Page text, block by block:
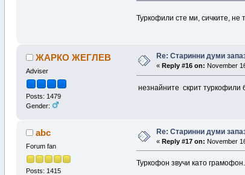
Туркофили сте ми, сичките, не
ЖАРКО ЖЕГЛЕВ
Adviser
Posts: 1479
Gender:
Re: Старинни думи
« Reply #16 on: November
незнайнитe скрит туркофили
abc
Forum fan
Posts: 1415
Re: Старинни думи
« Reply #17 on: November
Туркофон звучи като